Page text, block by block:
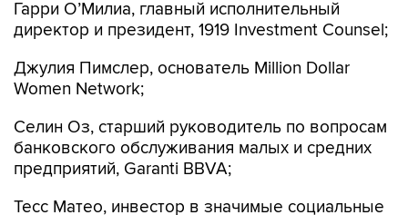
Гарри О’Милиа, главный исполнительный
директор и президент, 1919 Investment Counsel;
Джулия Пимслер, основатель Million Dollar
Women Network;
Селин Оз, старший руководитель по вопросам
банковского обслуживания малых и средних
предприятий, Garanti BBVA;
Тесс Матео, инвестор в значимые социальные